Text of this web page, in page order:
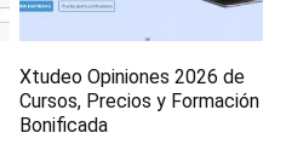
Xtudeo Opiniones 2026 de
Cursos, Precios y Formación
Bonificada